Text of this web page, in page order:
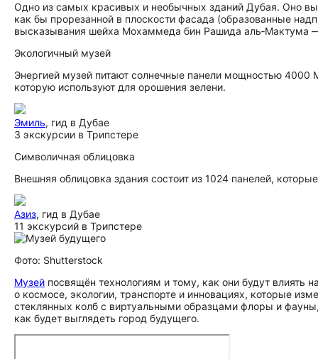
Одно из самых красивых и необычных зданий Дубая. Оно
как бы прорезанной в плоскости фасада (образованные
высказывания шейха Мохаммеда бин Рашида
Экологичный музей
Энергией музей питают солнечные панели мощностью
которую используют для орошения зелени.
Эмиль, гид в Дубае
3 экскурсии в Трипстере
Символичная облицовка
Внешняя облицовка здания состоит из 1024 панелей,
Азиз, гид в Дубае
11 экскурсий в Трипстере
Фото: Shutterstock
Музей посвящён технологиям и тому, как они будут влиять
о космосе, экологии, транспорте и инновациях, которые
стеклянных колб с виртуальными образцами флоры и
как будет выглядеть город будущего.